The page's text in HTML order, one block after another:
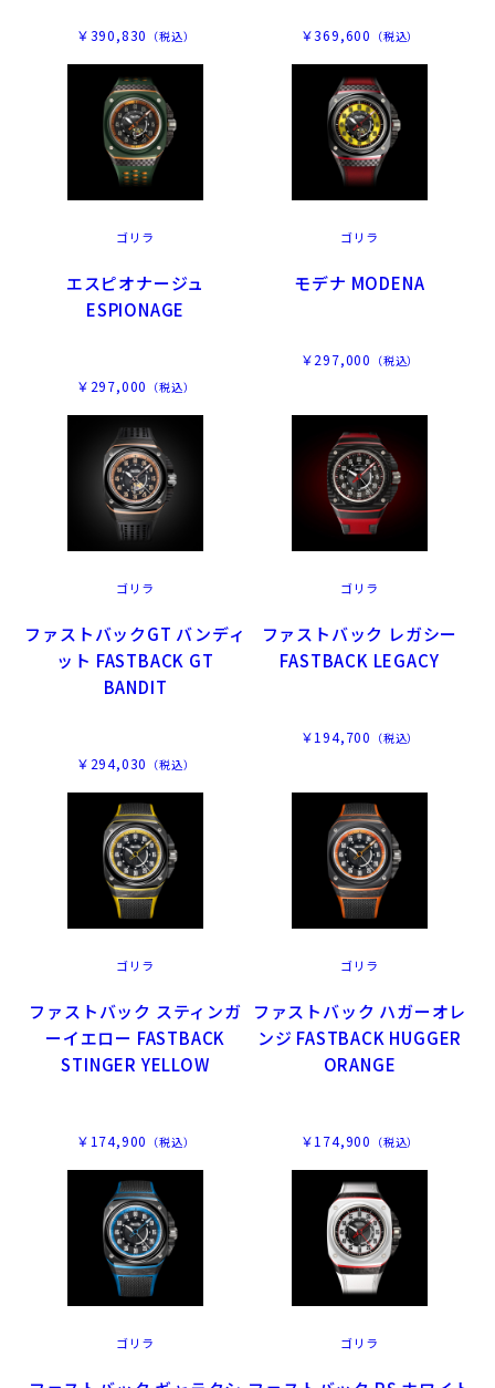
￥390,830 （税込） ￥369,600 （税込）
ゴリラ
エスピオナージュ
ESPIONAGE
￥297,000 （税込）
ゴリラ
モデナ MODENA
￥297,000 （税込）
ゴリラ
ファストバックGT バンディ
ット FASTBACK GT
BANDIT
￥294,030 （税込）
ゴリラ
ファストバック レガシー
FASTBACK LEGACY
￥194,700 （税込）
ゴリラ
ファストバック スティンガ
ーイエロー FASTBACK
STINGER YELLOW
￥174,900 （税込）
ゴリラ
ファストバック ハガーオレ
ンジ FASTBACK HUGGER
ORANGE
￥174,900 （税込）
ゴリラ ゴリラ